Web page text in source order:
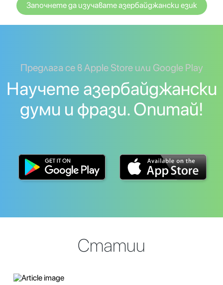
Започнете да изучавате азербайджански език
Предлага се в Apple Store или Google Play
Научете азербайджански
думи и фрази. Опитай!
Статии